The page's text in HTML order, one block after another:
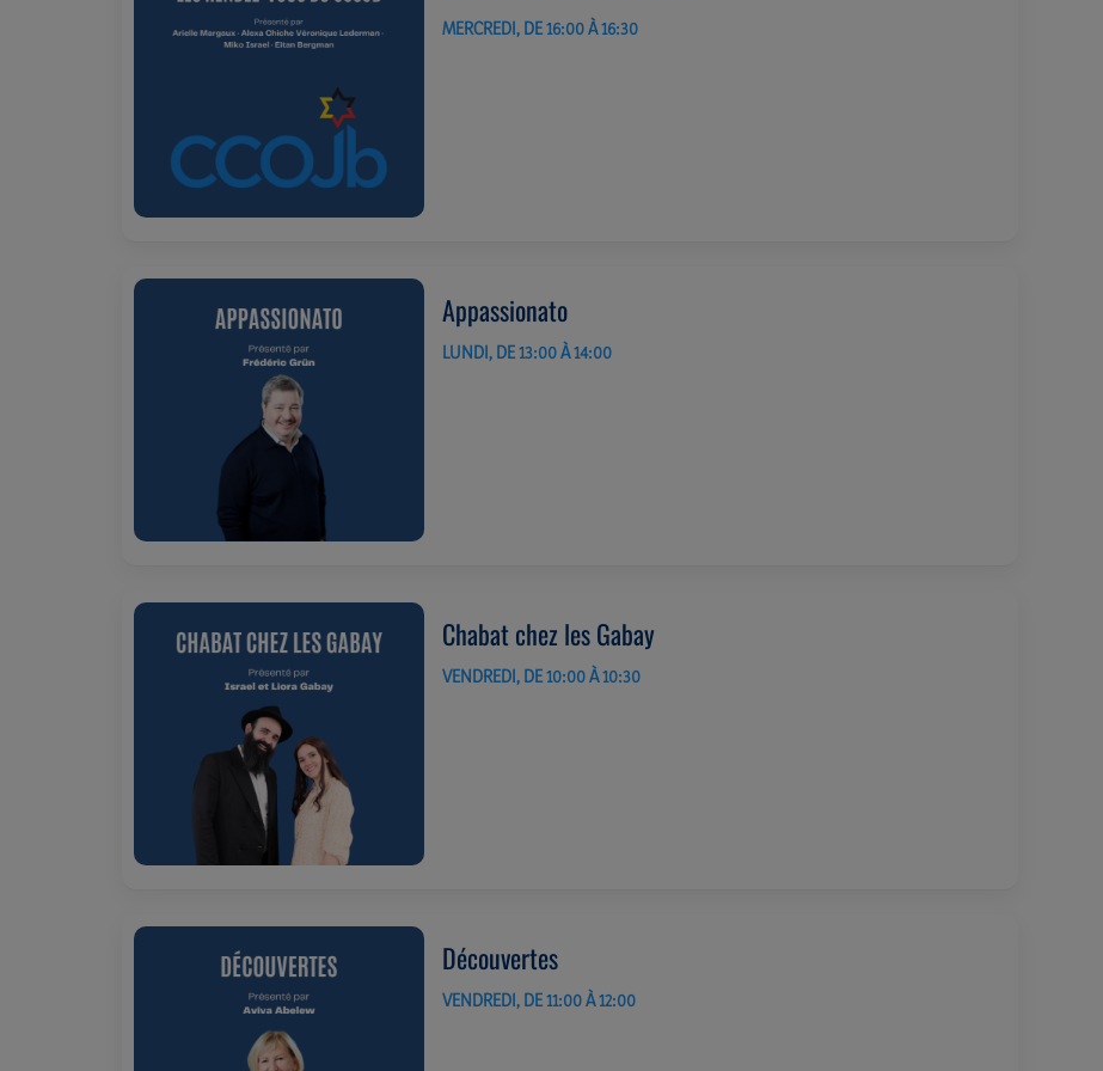
MERCREDI, DE 16:00 À 16:30
Appassionato
LUNDI, DE 13:00 À 14:00
Chabat chez les Gabay
VENDREDI, DE 10:00 À 10:30
Découvertes
VENDREDI, DE 11:00 À 12:00